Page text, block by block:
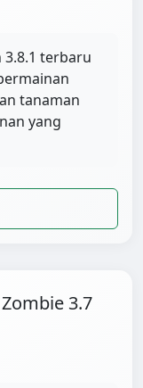
3.8.1 terbaru
tanaman
yang
3.7